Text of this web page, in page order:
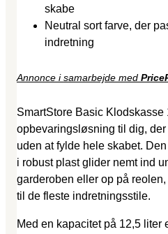
skabe
Neutral sort farve, der
indretning
Annonce i samarbejde med
SmartStore Basic Klodskasse
opbevaringsløsning til dig,
uden at fylde hele skabet.
i robust plast glider nemt ind
garderoben eller op på
til de fleste indretningsstile.
Med en kapacitet på 12,5 liter